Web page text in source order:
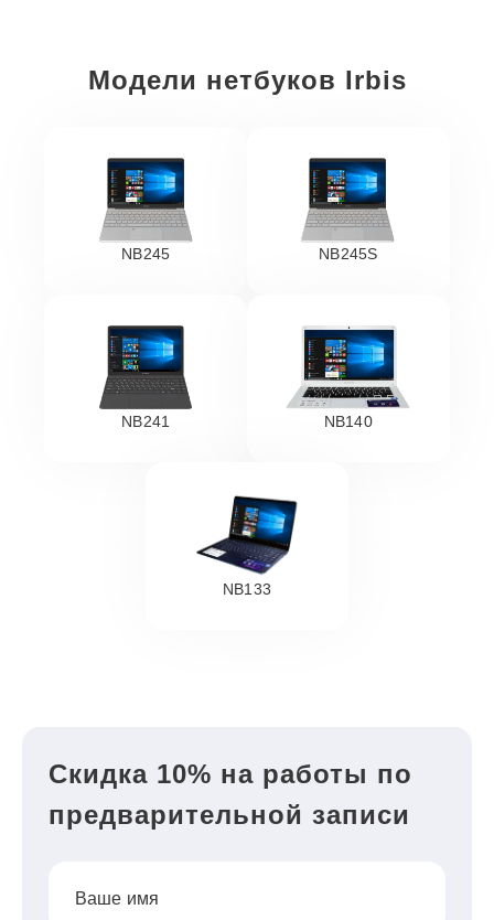
Модели нетбуков Irbis
NB245 NB245S
NB241 NB140
NB133
Скидка 10% на работы по
предварительной записи
Ваше имя